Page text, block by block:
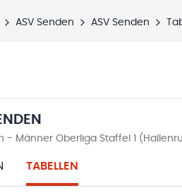
ASV Senden ASV Senden
- Männer Oberliga Staffel 1
TABELLEN